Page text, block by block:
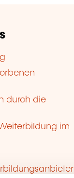
durch die
im